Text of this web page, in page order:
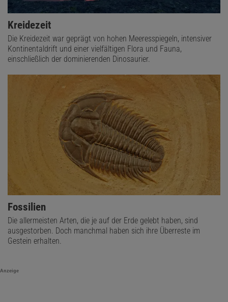
Kreidezeit
Die Kreidezeit war geprägt von hohen Meeresspiegeln, intensiver
Kontinentaldrift und einer vielfältigen Flora und Fauna,
einschließlich der dominierenden Dinosaurier.
Fossilien
Die allermeisten Arten, die je auf der Erde gelebt haben, sind
ausgestorben. Doch manchmal haben sich ihre Überreste im
Gestein erhalten.
Anzeige